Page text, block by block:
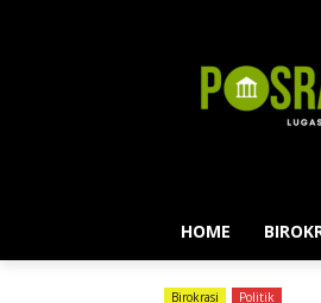
HOME
Birokrasi Politik